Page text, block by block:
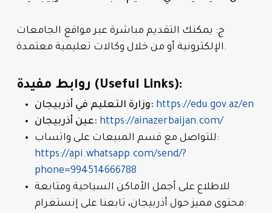
ج: يمكنك التقديم مباشرة عبر مواقع الجامعات
الإلكترونية أو من خلال وكالات تعليمية معتمدة.
روابط مفيدة (Useful Links):
وزارة التعليم في أذربيجان: https://edu.gov.az/en
عين أذربيجان: https://ainazerbaijan.com/
للتواصل مع قسم المبيعات على واتساب:
https://api.whatsapp.com/send/?
phone=994514666788
للاطلاع على أجمل الأماكن السياحية ومتابعة
محتوى مميز حول أذربيجان، تابعنا على إنستغرام: